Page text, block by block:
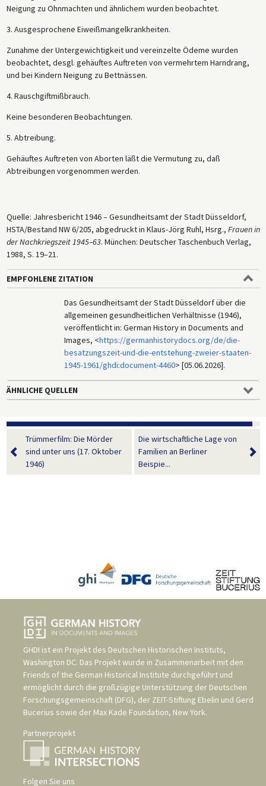
Neigung zu Ohnmachten und ähnlichem wurden beobachtet.
3. Ausgesprochene Eiweißmangelkrankheiten.
Zunahme der Untergewichtigkeit und vereinzelte Ödeme wurden
beobachtet, desgl. gehäuftes Auftreten von vermehrtem Harndrang,
und bei Kindern Neigung zu Bettnässen.
4. Rauschgiftmißbrauch.
Keine besonderen Beobachtungen.
5. Abtreibung.
Gehäuftes Auftreten von Aborten läßt die Vermutung zu, daß
Abtreibungen vorgenommen werden.
Quelle: Jahresbericht 1946 – Gesundheitsamt der Stadt Düsseldorf,
HSTA/Bestand NW 6/205, abgedruckt in Klaus-Jörg Ruhl, Hsrg., Frauen in
der Nachkriegszeit 1945–63. München: Deutscher Taschenbuch Verlag,
1988, S. 19–21.
EMPFOHLENE ZITATION
Das Gesundheitsamt der Stadt Düsseldorf über die
allgemeinen gesundheitlichen Verhältnisse (1946),
veröffentlicht in: German History in Documents and
Images, <https://germanhistorydocs.org/de/die-
besatzungszeit-und-die-entstehung-zweier-staaten-
1945-1961/ghdi:document-4460> [05.06.2026].
ÄHNLICHE QUELLEN
Trümmerfilm: Die Mörder
sind unter uns (17. Oktober
1946)
Die wirtschaftliche Lage von
Familien an Berliner
Beispie...
GHDI ist ein Projekt des Deutschen Historischen Instituts,
Washington DC. Das Projekt wurde in Zusammenarbeit mit den
Friends of the German Historical Institute durchgeführt und
ermöglicht durch die großzügige Unterstützung der Deutschen
Forschungsgemeinschaft (DFG), der ZEIT-Stiftung Ebelin und Gerd
Bucerius sowie der Max Kade Foundation, New York.
Partnerprojekt
Folgen Sie uns